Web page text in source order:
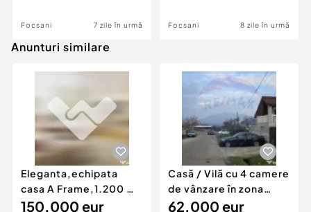
Gaz
Focsani 7 zile în urmă Focsani 8 zile în urmă
Anunturi similare
Eleganta,echipata
casa A Frame,1.200 mp
teren,deschidere Pia
150.000 eur
Casă / Vilă cu 4 camere
de vânzare în zona
Periferie
62.000 eur